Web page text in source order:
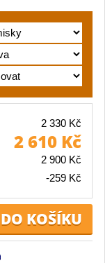
2 330 Kč
2 610 Kč
2 900 Kč
-259 Kč